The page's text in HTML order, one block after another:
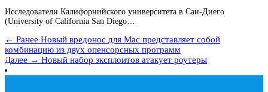
Исследователи Калифорнийского университета в Сан-Диего
(University of California San Diego…
← Ранее Новый вредонос для Mac представляет собой
комбинацию из двух опенсорсных программ
Далее → Новый набор эксплоитов атакует роутеры